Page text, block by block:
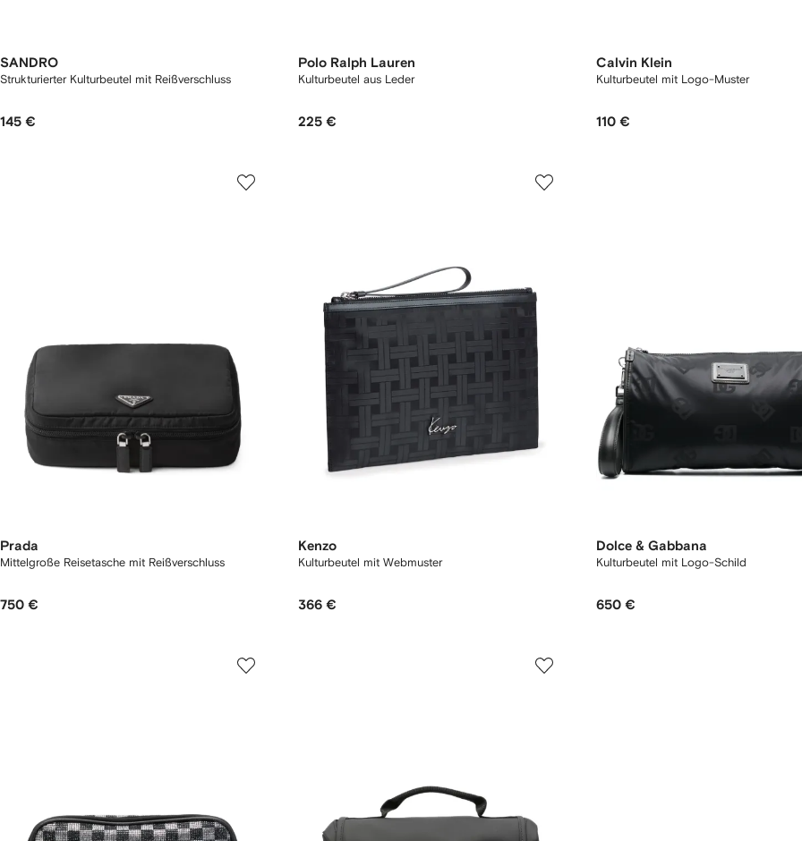
SANDRO
Strukturierter Kulturbeutel mit Reißverschluss
145 €
Polo Ralph Lauren
Kulturbeutel aus Leder
225 €
Calvin Klein
Kulturbeutel mit Logo-Muster
110 €
Prada
Mittelgroße Reisetasche mit Reißverschluss
750 €
Kenzo
Kulturbeutel mit Webmuster
366 €
Dolce & Gabbana
Kulturbeutel mit Logo-Schild
650 €